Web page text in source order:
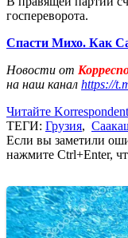
госпереворота.
Спасти Михо. Как
Новости от
на наш канал https://
Читайте
ТЕГИ: Грузия,
Если вы заметили
нажмите Ctrl+Enter,